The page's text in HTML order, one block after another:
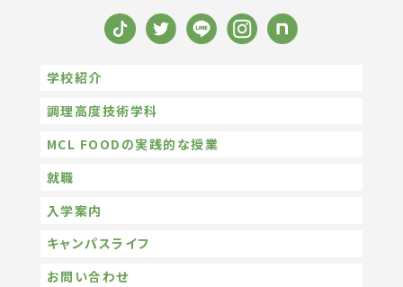
学校紹介
調理高度技術学科
MCL FOODの実践的な授業
就職
入学案内
キャンパスライフ
お問い合わせ